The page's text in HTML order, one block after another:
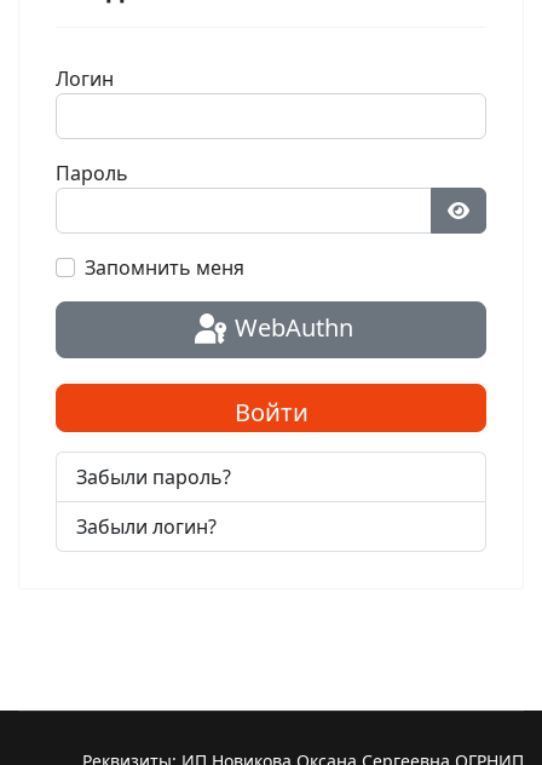
Логин
Пароль
Запомнить меня
WebAuthn
Войти
Забыли пароль?
Забыли логин?